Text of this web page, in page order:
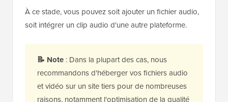
À ce stade, vous pouvez soit ajouter un fichier audio,
soit intégrer un clip audio d'une autre plateforme.
📝 Note : Dans la plupart des cas, nous
recommandons d'héberger vos fichiers audio
et vidéo sur un site tiers pour de nombreuses
raisons, notamment l'optimisation de la qualité